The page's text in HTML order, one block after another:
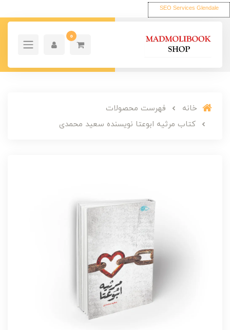
SEO Services Glendale
0
خانه
فهرست محصولات
کتاب مرثیه ابوعتا نویسنده سعید محمدی